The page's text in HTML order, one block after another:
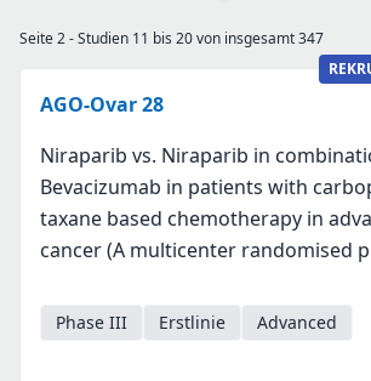
Seite 2 - Studien 11 bis 20 von insgesamt 347
AGO-Ovar 28
Niraparib vs. Niraparib in
Bevacizumab in patients with
taxane based chemotherapy in
cancer (A multicenter randomised
Phase III Erstlinie Advanced